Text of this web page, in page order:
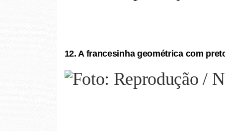
12. A francesinha geométrica com